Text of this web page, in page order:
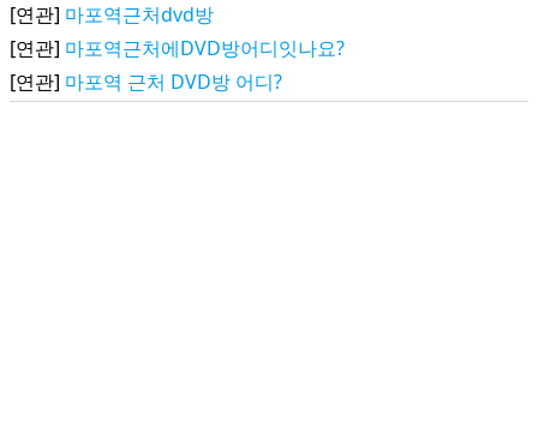
[연관] 마포역근처dvd방
[연관] 마포역근처에DVD방어디잇나요?
[연관] 마포역 근처 DVD방 어디?